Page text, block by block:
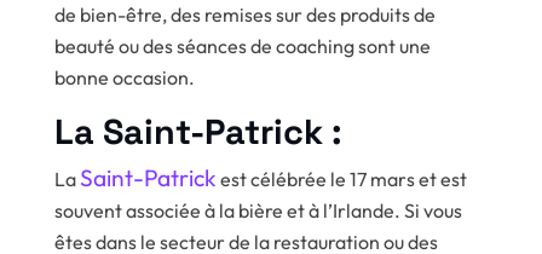
de bien-être, des remises sur des produits de
beauté ou des séances de coaching sont une
bonne occasion.
La Saint-Patrick :
La Saint-Patrick est célébrée le 17 mars et est
souvent associée à la bière et à l’Irlande. Si vous
êtes dans le secteur de la restauration ou des